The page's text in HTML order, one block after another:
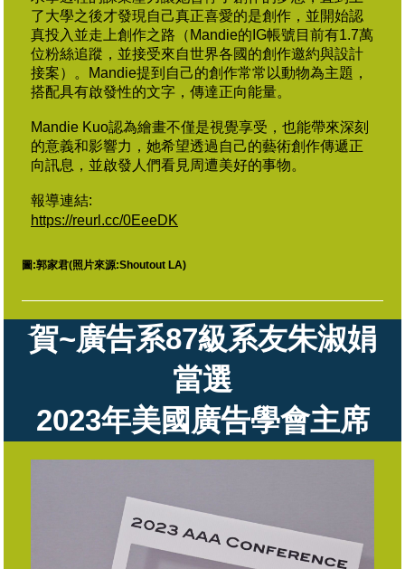
了大學之後才發現自己真正喜愛的是創作，並開始認
真投入並走上創作之路（Mandie的IG帳號目前有1.7萬
位粉絲追蹤，並接受來自世界各國的創作邀約與設計
接案）。Mandie提到自己的創作常常以動物為主題，
搭配具有啟發性的文字，傳達正向能量。
Mandie Kuo認為繪畫不僅是視覺享受，也能帶來深刻
的意義和影響力，她希望透過自己的藝術創作傳遞正
向訊息，並啟發人們看見周遭美好的事物。
報導連結:
https://reurl.cc/0EeeDK
圖:郭家君(照片來源:Shoutout LA)
賀~廣告系87級系友朱淑娟
當選
2023年美國廣告學會主席